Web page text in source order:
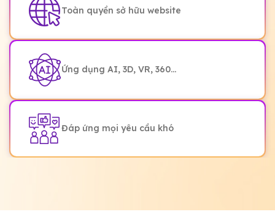
Toàn quyền sở hữu website
Ứng dụng AI, 3D, VR, 360...
Đáp ứng mọi yêu cầu khó